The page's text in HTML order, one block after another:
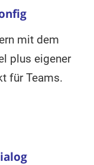
mit dem
plus eigener
für Teams.